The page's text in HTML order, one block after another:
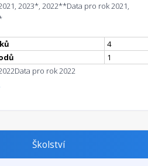
2023*, 2022**Data pro rok 2021,
4
1
Data pro rok 2022
Školství